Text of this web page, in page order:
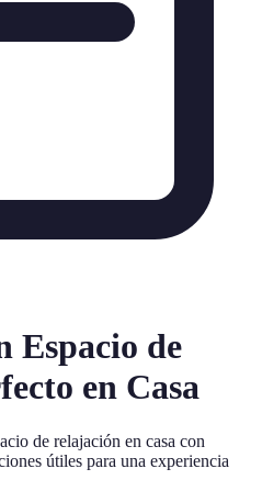
Espacio de
en Casa
de relajación en casa con
útiles para una experiencia